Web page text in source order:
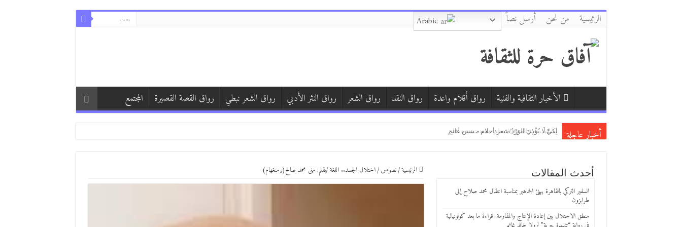
الرئيسية من نحن أرسل نصاً Arabic
الأخبار الثقافية والفنية رواق أقلام واعدة رواق النقد رواق الشعر رواق النثر الأدبي رواق الشعر نبطي رواق القصة القصيرة المجتمع
أخبار عاجلة السفير التركي بالقاهرة يهنئ الجماهير بمناسبة انتقال محمد صلاح إلى طرابزون
منطق الاحتلال بين إعادة الإنتاج والمقاومة: قراءة ما بعد كولونيالية في رواية “تنهيدة حرية” لرولا خالد غانم
أسكب نبيذ الحرف/ بقلم:محمد عبده أفلح
الرئيسية/نصوص/اختلال الجسد.. اللغة /بقلم: منى محمد صالح(برمنغهام) أحدث المقالات
السفير التركي بالقاهرة يهنئ الجماهير بمناسبة انتقال محمد صلاح إلى
طرابزون
منطق الاحتلال بين إعادة الإنتاج والمقاومة: قراءة ما بعد كولونيالية